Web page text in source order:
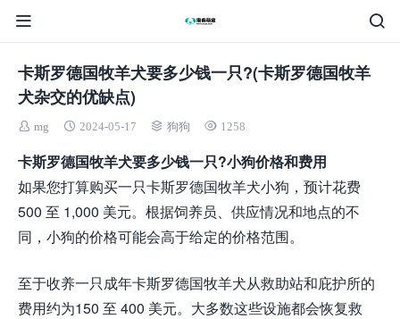
卡斯罗德国牧羊犬要多少钱一只?(卡斯罗德国牧羊
犬杂交的优缺点)
mg 2024-05-17 狗狗 1258
卡斯罗德国牧羊犬要多少钱一只?小狗价格和费用
如果您打算购买一只卡斯罗德国牧羊犬小狗，预计花费
500 至 1,000 美元。根据饲养员、供应情况和地点的不
同，小狗的价格可能会高于给定的价格范围。
至于收养一只成年卡斯罗德国牧羊犬从救助站和庇护所的
费用约为150 至 400 美元。大多数这些设施都会恢复救